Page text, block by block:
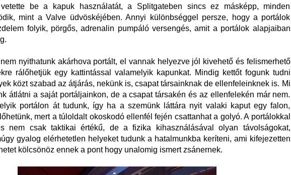
vetette be a kapuk használatát, a Splitgateben sincs ez másképp, minden
mint a Valve üdvöskéjében. Annyi különbséggel persze, hogy a portálok
folyik, pörgős, adrenalin pumpáló versengés, amit a portálok alapjaiban
nyithatunk akárhova portált, el vannak helyezve jól kivehető és felismerhető
rálőhetjük egy kattintással valamelyik kapunkat. Mindig kettőt fogunk tudni
közt szabad az átjárás, nekünk is, csapat társainknak de ellenfeleinknek is. Mi
átlátni a saját portáljainkon, de a csapat társakén és az ellenfelekén már nem.
portálon át tudunk, így ha a szemünk láttára nyit valaki kaput egy falon,
mert a túloldalt okoskodó ellenfél fején csattanhat a golyó. A portálokkal
nem csak taktikai értékű, de a fizika kihasználásával olyan távolságokat,
gyalog elérhetetlen helyeket tudunk a hatalmunkba keríteni, ami kifejezetten
kölcsönöz ennek a pont hogy unalomig ismert zsánernek.